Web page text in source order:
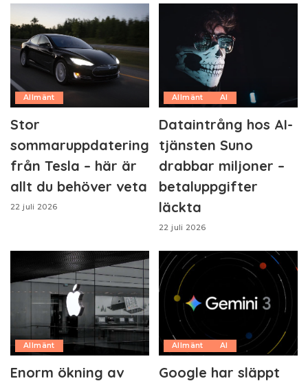
Allmänt
Stor
sommaruppdatering
från Tesla – här är
allt du behöver veta
22 juli 2026
Allmänt AI
Dataintrång hos AI-
tjänsten Suno
drabbar miljoner –
betaluppgifter
läckta
22 juli 2026
Allmänt
Enorm ökning av
Allmänt AI
Google har släppt